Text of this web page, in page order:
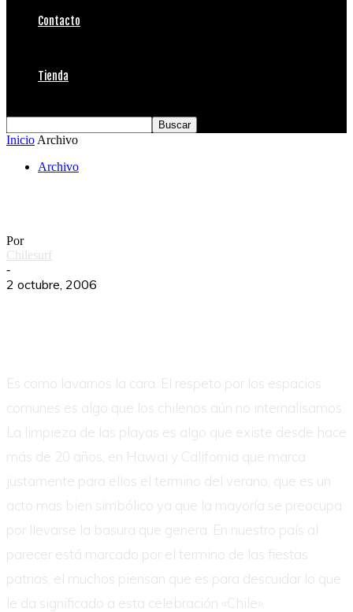
Contacto
Tienda
Inicio Archivo
Archivo
Por
Chilesurf
-
2 octubre, 2006
Es como lavarnos la cara. El respeto por los espacios
comunes es algo que los chilenos aún no internalisamos.
La limpieza de las playas es algo que existe desde hace
más de 20 años, en Hawai y California que marca
justamente para ellos el termino del verano, que es un
acto mas bien simbólico ya que la mayoría se preocupa
por llevarse la basura que genera. En nuestro país al
parecer está marcado por el termino de las fiestas
patrias, el muchos piensan que es para descuidar lo que
le da significado a esta celebración «Chile».